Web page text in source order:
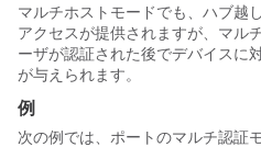
マルチホストモードでも、ハブ越
アクセスが提供されますが、マル
ーザが認証された後でデバイスに
が与えられます。
例
次の例では、ポートのマルチ認証